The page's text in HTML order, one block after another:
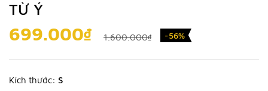
TỪ Ý
699.000₫ 1.600.000₫ -56%
Kích thước: S